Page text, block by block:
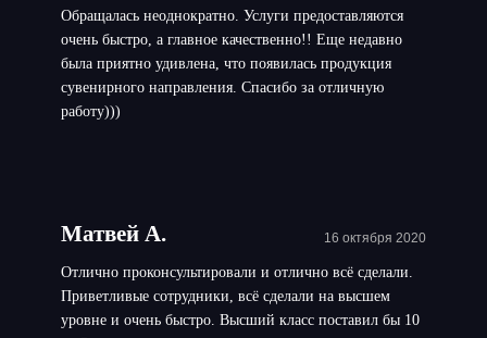
Обращалась неоднократно. Услуги предоставляются
очень быстро, а главное качественно!! Еще недавно
была приятно удивлена, что появилась продукция
сувенирного направления. Спасибо за отличную
работу)))
Матвей А. 16 октября 2020
Отлично проконсультировали и отлично всё сделали.
Приветливые сотрудники, всё сделали на высшем
уровне и очень быстро. Высший класс поставил бы 10